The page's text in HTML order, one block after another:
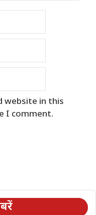
website in this
I comment.